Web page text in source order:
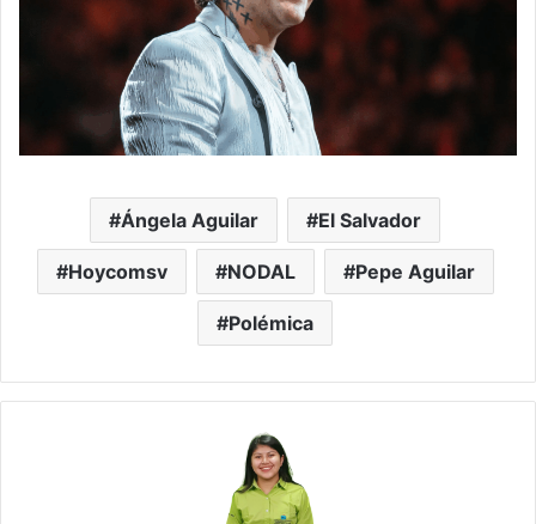
Ángela Aguilar El Salvador
Hoycomsv NODAL Pepe Aguilar
Polémica